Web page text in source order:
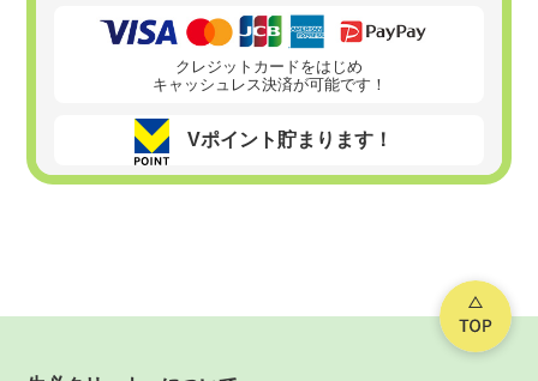
クレジットカードをはじめ
キャッシュレス決済が可能です！
Vポイント貯まります！